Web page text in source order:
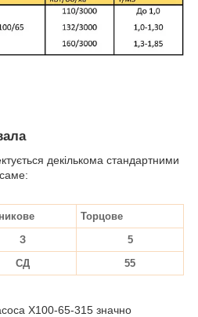
декількома стандартними
Торцове
З
5
СД 55
Х100-65-315 значно